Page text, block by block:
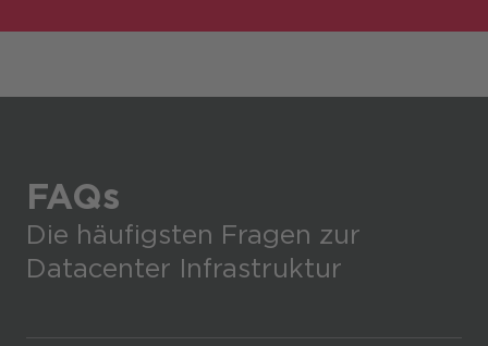
FAQs
Die häufigsten Fragen zur
Datacenter Infrastruktur